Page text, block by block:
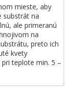
mieste, aby
substrát na
ale primeranú
na
preto ich
kvety
teplote min. 5 –